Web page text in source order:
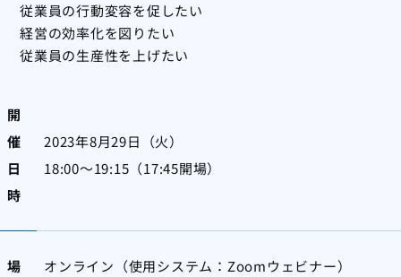
従業員の行動変容を促したい
経営の効率化を図りたい
従業員の生産性を上げたい
開
催
日
時
2023年8月29日（火）
18:00～19:15（17:45開場）
場
オンライン（使用システム：Zoomウェビナー）